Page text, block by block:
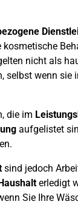
kosmetische
nicht als
selbst wenn sie
die im
aufgelistet
sind jedoch
erledigt
Sie Ihre